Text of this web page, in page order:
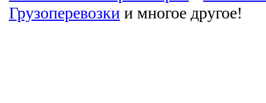
Грузоперевозки и многое другое!